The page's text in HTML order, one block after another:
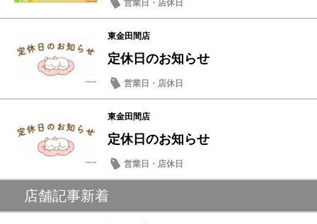
営業日・店休日
東金田間店
定休日のお知らせ
営業日・店休日
東金田間店
定休日のお知らせ
営業日・店休日
店舗記事新着